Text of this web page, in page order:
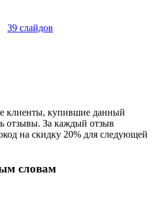
39 слайдов
клиенты, купившие данный
отзывы. За каждый отзыв
на скидку 20% для следующей
словам